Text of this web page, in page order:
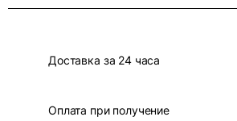
Доставка за 24 часа
Оплата при получение